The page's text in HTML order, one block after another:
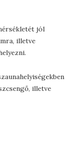
jól
illetve
illetve